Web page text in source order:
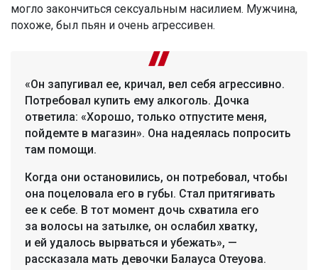
могло закончиться сексуальным насилием. Мужчина,
похоже, был пьян и очень агрессивен.
«Он запугивал ее, кричал, вел себя агрессивно.
Потребовал купить ему алкоголь. Дочка
ответила: «Хорошо, только отпустите меня,
пойдемте в магазин». Она надеялась попросить
там помощи.
Когда они остановились, он потребовал, чтобы
она поцеловала его в губы. Стал притягивать
ее к себе. В тот момент дочь схватила его
за волосы на затылке, он ослабил хватку,
и ей удалось вырваться и убежать», —
рассказала мать девочки Балауса Отеуова.